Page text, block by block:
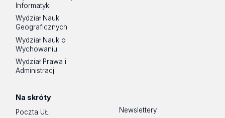
Informatyki
Wydział Nauk
Geograficznych
Wydział Nauk o
Wychowaniu
Wydział Prawa i
Administracji
Na skróty
Poczta UŁ
Newslettery